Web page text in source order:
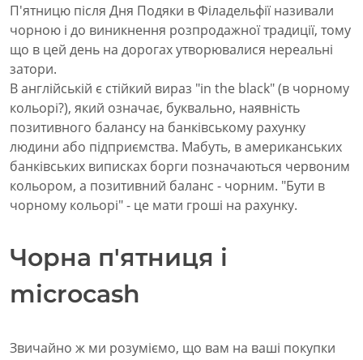
П'ятницю після Дня Подяки в Філадельфії називали
чорною і до виникнення розпродажної традиції, тому
що в цей день на дорогах утворювалися нереальні
затори.
В англійській є стійкий вираз "in the black" (в чорному
кольорі?), який означає, буквально, наявність
позитивного балансу на банківському рахунку
людини або підприємства. Мабуть, в американських
банківських виписках борги позначаються червоним
кольором, а позитивний баланс - чорним. "Бути в
чорному кольорі" - це мати гроші на рахунку.
Чорна п'ятниця і
microcash
Звичайно ж ми розуміємо, що вам на ваші покупки